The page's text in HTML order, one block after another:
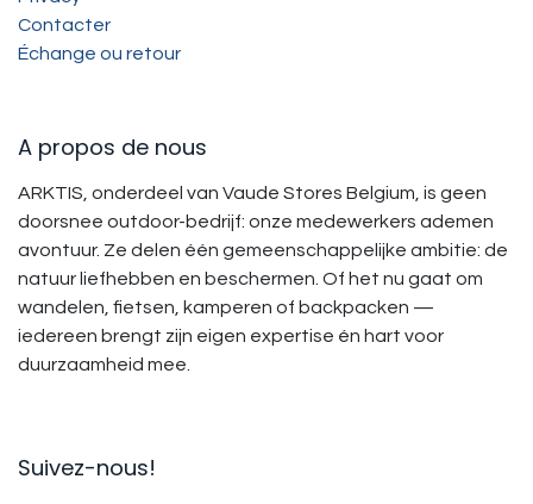
Contacter
Échange ou retour
A propos de nous
ARKTIS, onderdeel van Vaude Stores Belgium, is geen
doorsnee outdoor-bedrijf: onze medewerkers ademen
avontuur. Ze delen één gemeenschappelijke ambitie: de
natuur liefhebben en beschermen. Of het nu gaat om
wandelen, fietsen, kamperen of backpacken —
iedereen brengt zijn eigen expertise én hart voor
duurzaamheid mee.
Suivez-nous!​